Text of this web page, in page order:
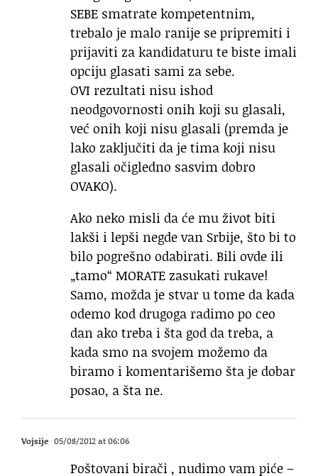
SEBE smatrate kompetentnim,
trebalo je malo ranije se pripremiti i
prijaviti za kandidaturu te biste imali
opciju glasati sami za sebe.
OVI rezultati nisu ishod
neodgovornosti onih koji su glasali,
već onih koji nisu glasali (premda je
lako zaključiti da je tima koji nisu
glasali očigledno sasvim dobro
OVAKO).
Ako neko misli da će mu život biti
lakši i lepši negde van Srbije, što bi to
bilo pogrešno odabirati. Bili ovde ili
„tamo“ MORATE zasukati rukave!
Samo, možda je stvar u tome da kada
odemo kod drugoga radimo po ceo
dan ako treba i šta god da treba, a
kada smo na svojem možemo da
biramo i komentarišemo šta je dobar
posao, a šta ne.
Vojsije 05/08/2012 at 06:06
Poštovani birači , nudimo vam piće –